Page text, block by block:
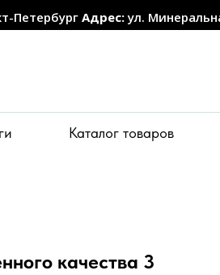
Петербург Адрес:ул.
Каталог товаров
качества 3